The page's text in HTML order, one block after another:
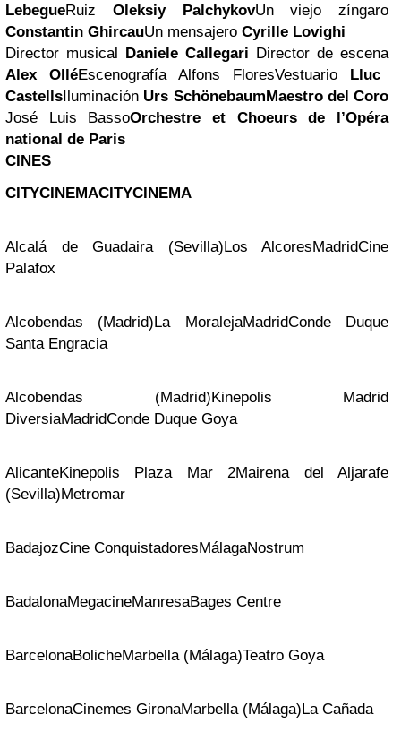
LebegueRuiz Oleksiy PalchykovUn viejo zíngaro
Constantin GhircauUn mensajero Cyrille Lovighi
Director musical Daniele Callegari Director de escena
Alex OlléEscenografía Alfons FloresVestuario Lluc
CastellsIluminación Urs SchönebaumMaestro del Coro
José Luis BassoOrchestre et Choeurs de l’Opéra
national de Paris
CINES
CITYCINEMACITYCINEMA
Alcalá de Guadaira (Sevilla)Los AlcoresMadridCine
Palafox
Alcobendas (Madrid)La MoralejaMadridConde Duque
Santa Engracia
Alcobendas (Madrid)Kinepolis Madrid
DiversiaMadridConde Duque Goya
AlicanteKinepolis Plaza Mar 2Mairena del Aljarafe
(Sevilla)Metromar
BadajozCine ConquistadoresMálagaNostrum
BadalonaMegacineManresaBages Centre
BarcelonaBolicheMarbella (Málaga)Teatro Goya
BarcelonaCinemes GironaMarbella (Málaga)La Cañada